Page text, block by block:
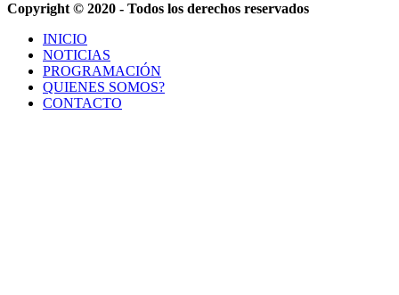
Copyright © 2020 - Todos los derechos reservados
INICIO
NOTICIAS
PROGRAMACIÓN
QUIENES SOMOS?
CONTACTO